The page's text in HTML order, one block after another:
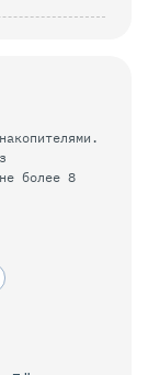
более 8